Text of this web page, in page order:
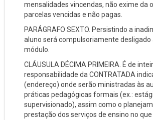
mensalidades vincendas, não exime da
parcelas vencidas e não pagas.
PARÁGRAFO SEXTO. Persistindo a
aluno será compulsoriamente desligado
módulo.
CLÁUSULA DÉCIMA PRIMEIRA. É de
responsabilidade da CONTRATADA
(endereço) onde serão ministradas às
práticas pedagógicas formais (ex.:
supervisionado), assim como o
prestação dos serviços de ensino no